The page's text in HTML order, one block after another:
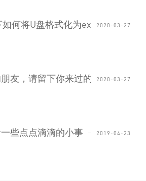
如何将U盘格式化为ext4格式
2020-03-27
友，请留下你来过的痕迹2020-03-27
些点点滴滴的小事
2019-04-23